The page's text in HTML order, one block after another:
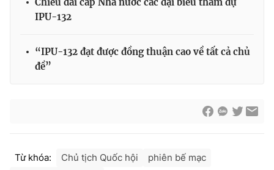
® Cấm sao chép dưới mọi hình thức nếu không có sự chấp
thuận bằng văn bản. Ghi rõ nguồn VTV.vn khi phát hành lại
IPU-132
“IPU-132 đạt được đồng thuận cao về tất cả chủ
đề”
Từ khóa: Chủ tịch Quốc hội
phiên bế mạc